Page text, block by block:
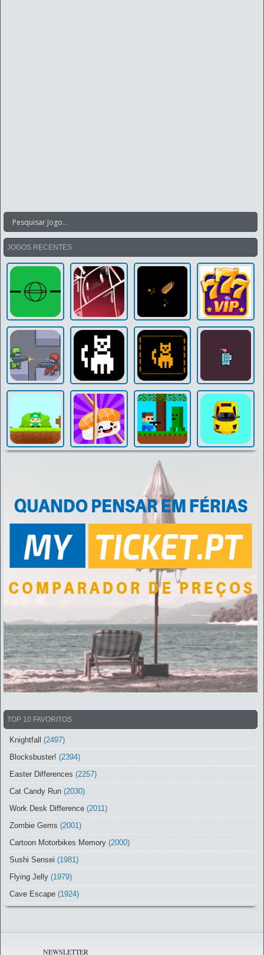
JOGOS RECENTES
TOP 10 FAVORITOS
Knightfall (2497)
Blocksbuster! (2394)
Easter Differences (2257)
Cat Candy Run (2030)
Work Desk Difference (2011)
Zombie Gems (2001)
Cartoon Motorbikes Memory (2000)
Sushi Sensei (1981)
Flying Jelly (1979)
Cave Escape (1924)
NEWSLETTER